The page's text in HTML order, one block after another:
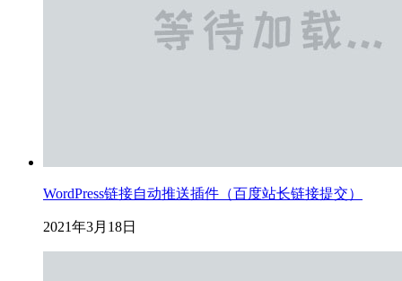
WordPress链接自动推送插件（百度站长链接提交）
2021年3月18日